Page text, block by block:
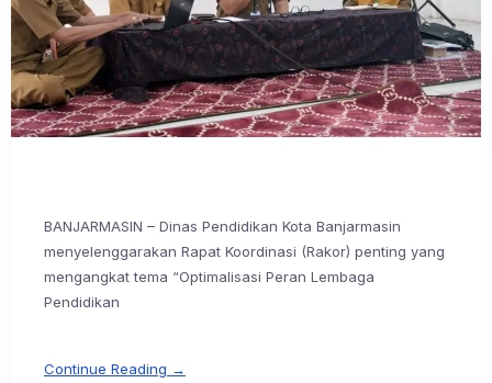
BANJARMASIN – Dinas Pendidikan Kota Banjarmasin
menyelenggarakan Rapat Koordinasi (Rakor) penting yang
mengangkat tema “Optimalisasi Peran Lembaga
Pendidikan
Continue Reading →